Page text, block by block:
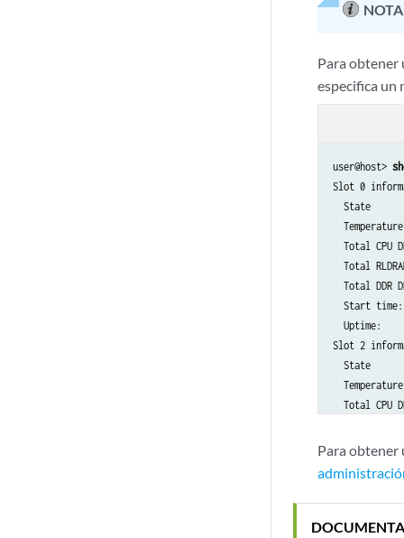
Para obtener
especifica un
user@host>
Slot 0
State
Total CPU
Total
Total DDR
Start
Uptime:
Slot 2
State
Total CPU
Total DDR
Uptime:
Slot 3
State
Para obtener